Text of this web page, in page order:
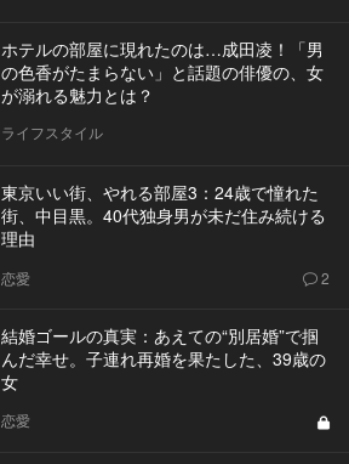
ホテルの部屋に現れたのは…成田凌！「男
の色香がたまらない」と話題の俳優の、女
が溺れる魅力とは？
ライフスタイル
東京いい街、やれる部屋3：24歳で憧れた
街、中目黒。40代独身男が未だ住み続ける
理由
恋愛 2
結婚ゴールの真実：あえての“別居婚”で掴
んだ幸せ。子連れ再婚を果たした、39歳の
女
恋愛